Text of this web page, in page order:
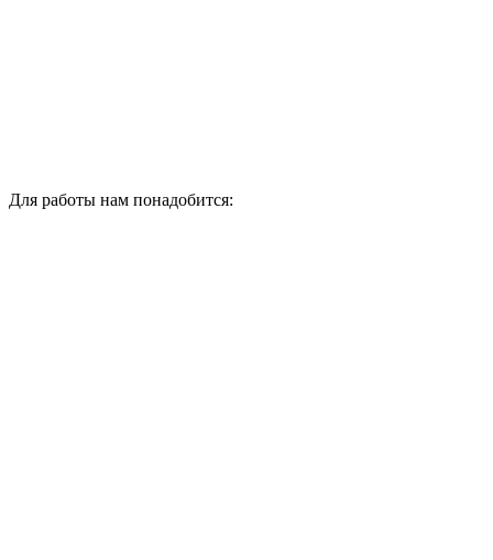
Для работы нам понадобится: